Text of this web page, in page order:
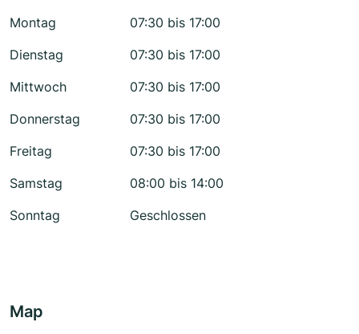
Montag
07:30 bis 17:00
Dienstag
07:30 bis 17:00
Mittwoch
07:30 bis 17:00
Donnerstag
07:30 bis 17:00
Freitag
07:30 bis 17:00
Samstag
08:00 bis 14:00
Sonntag
Geschlossen
Map